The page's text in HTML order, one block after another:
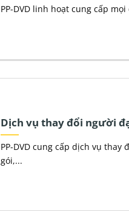
PP-DVD linh hoạt cung cấp
Dịch vụ thay đổi người
PP-DVD cung cấp dịch vụ
gói,...